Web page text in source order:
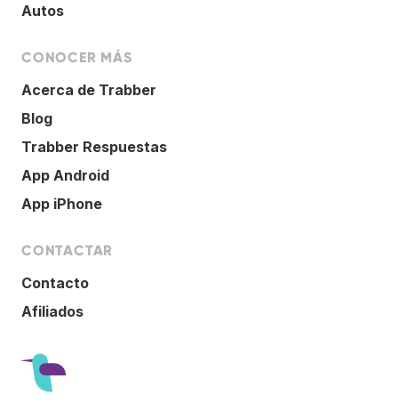
Autos
CONOCER MÁS
Acerca de Trabber
Blog
Trabber Respuestas
App Android
App iPhone
CONTACTAR
Contacto
Afiliados